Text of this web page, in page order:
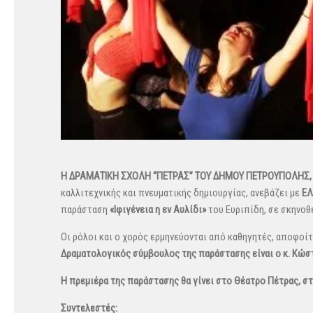
ΗΔΡΑΜΑΤΙΚΗΣΧΟΛΗ“ΠΕΤΡΑΣ”ΤΟΥΔΗΜΟΥ ΠΕΤΡΟΥΠΟΛΗΣ,
καλλιτεχνικής και πνευματικής δημιουργίας, ανεβάζει με
παράσταση «Ιφιγένειαη ενΑυλίδι»του Ευριπίδη, σε
Οι ρόλοι και ο χορός ερμηνεύονται από καθηγητές,
Δραματολογικόςσύμβουλοςτηςπαράστασης είναιοκ.
ΗπρεμιέρατηςπαράστασηςθαγίνειστοΘέατρο Πέτρας,
Συντελεστές: